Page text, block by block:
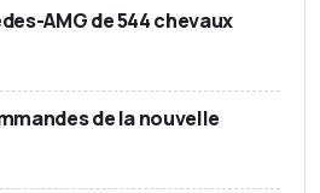
AMG de 544 chevaux
de la nouvelle